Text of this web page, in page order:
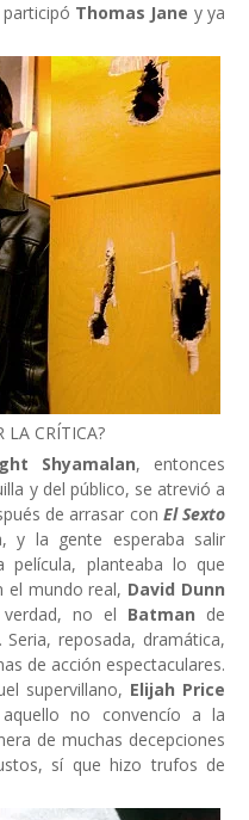
Thomas Jane y ya
LA CRÍTICA?
Shyamalan, entonces
y del público, se atrevió a
de arrasar con El Sexto
y la gente esperaba salir
película, planteaba lo que
el mundo real, David Dunn
no el Batman de
reposada, dramática,
de acción espectaculares.
supervillano, Elijah Price
no convencío a la
de muchas decepciones
sí que hizo trufos de